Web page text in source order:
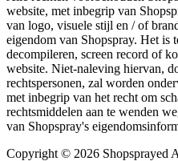
website, met inbegrip van
van logo, visuele stijl en / of
eigendom van Shopspray. Het is
decompileren, screen record of
website. Niet-naleving hiervan,
rechtspersonen, zal worden
met inbegrip van het recht om
rechtsmiddelen aan te wenden
van Shopspray's
Copyright © 2026 Shopsprayed